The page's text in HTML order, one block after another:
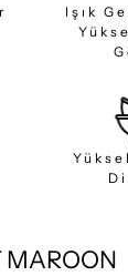
Işık
MAROON